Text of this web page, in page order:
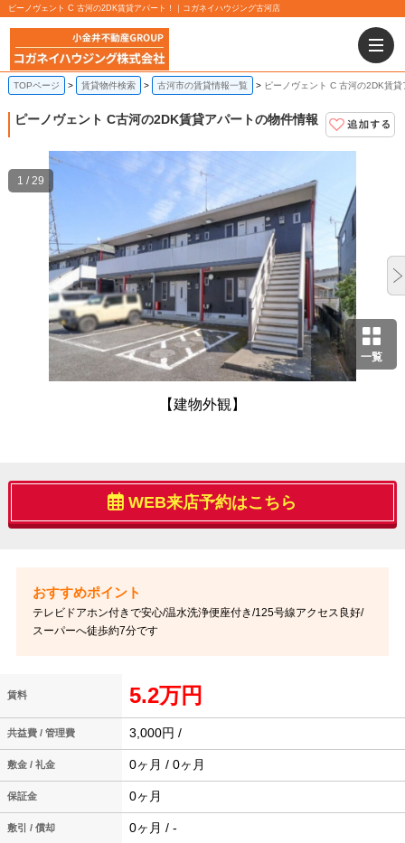
ピーノヴェント C 古河の2DK賃貸アパート！｜コガネイハウジング古河店
TOPページ 賃貸物件検索 古河市の賃貸情報一覧 ピーノヴェント C 古河の2DK賃貸
ピーノヴェント C古河の2DK賃貸アパートの物件情報
一覧
【建物外観】
1 / 29
WEB来店予約はこちら
テレビドアホン付きで安心/温水洗浄便座付き/125号線アクセス良好/
スーパーへ徒歩約7分です
賃料 5.2万円
共益費 / 管理費 3,000円 /
敷金 / 礼金 0ヶ月 / 0ヶ月
保証金 0ヶ月
敷引 / 償却 0ヶ月 / -